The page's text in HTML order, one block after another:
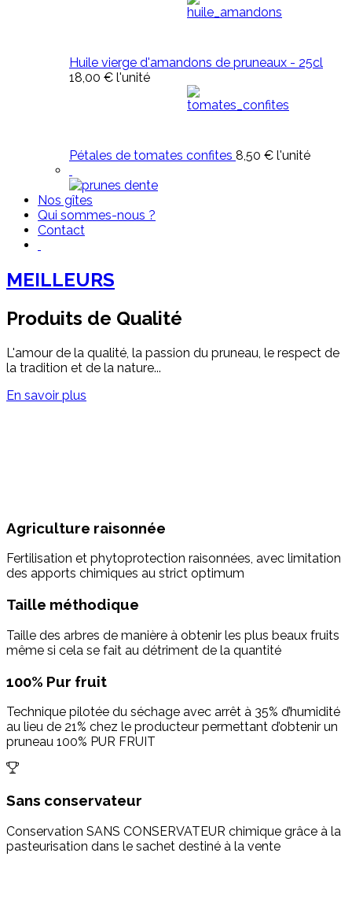
Huile vierge d'amandons de pruneaux - 25cl
18,00 € l'unité
Pétales de tomates confites 8,50 € l'unité
Nos gîtes
Qui sommes-nous ?
Contact
MEILLEURS
Produits de Qualité
L'amour de la qualité, la passion du pruneau, le respect de
la tradition et de la nature...
En savoir plus
Agriculture raisonnée
Fertilisation et phytoprotection raisonnées, avec limitation
des apports chimiques au strict optimum
Taille méthodique
Taille des arbres de manière à obtenir les plus beaux fruits
même si cela se fait au détriment de la quantité
100% Pur fruit
Technique pilotée du séchage avec arrêt à 35% d’humidité
au lieu de 21% chez le producteur permettant d’obtenir un
pruneau 100% PUR FRUIT
Sans conservateur
Conservation SANS CONSERVATEUR chimique grâce à la
pasteurisation dans le sachet destiné à la vente